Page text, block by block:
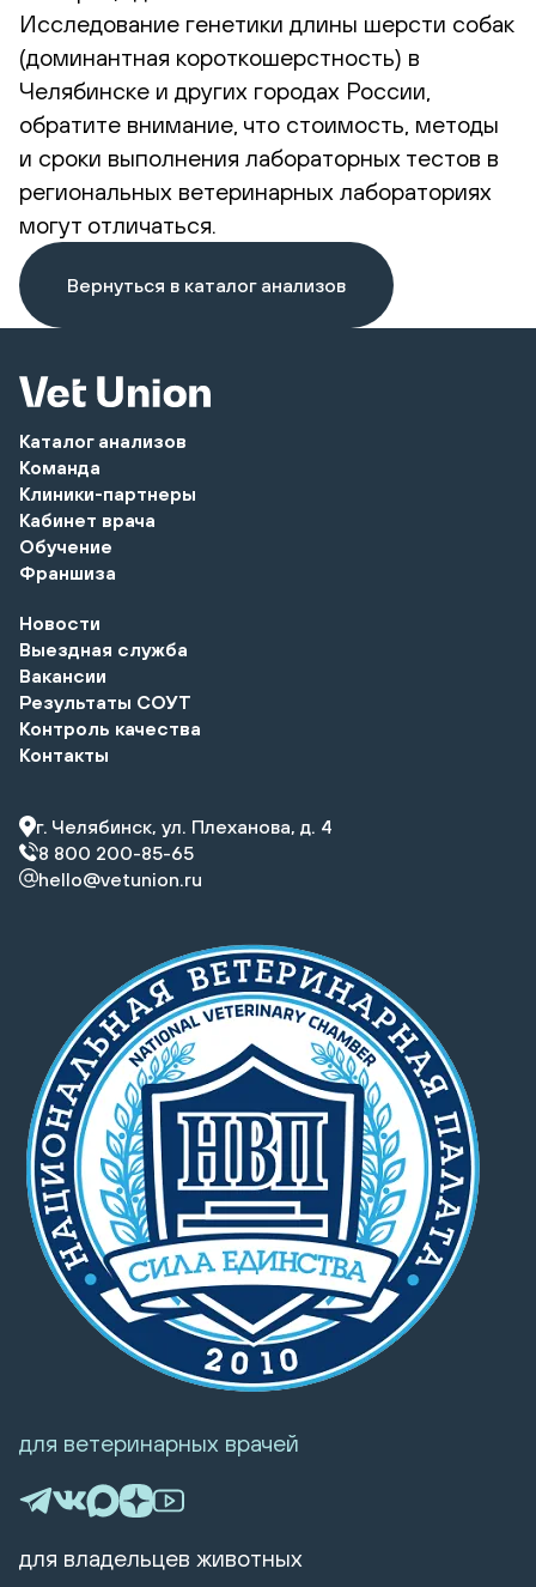
Исследование генетики длины шерсти собак
(доминантная короткошерстность) в
Челябинске и других городах России,
обратите внимание, что стоимость, методы
и сроки выполнения лабораторных тестов в
региональных ветеринарных лабораториях
могут отличаться.
Вернуться в каталог анализов
Каталог анализов
Команда
Клиники-партнеры
Кабинет врача
Обучение
Франшиза
Новости
Выездная служба
Вакансии
Результаты СОУТ
Контроль качества
Контакты
г. Челябинск, ул. Плеханова, д. 4
8 800 200-85-65
hello@vetunion.ru
для ветеринарных врачей
для владельцев животных